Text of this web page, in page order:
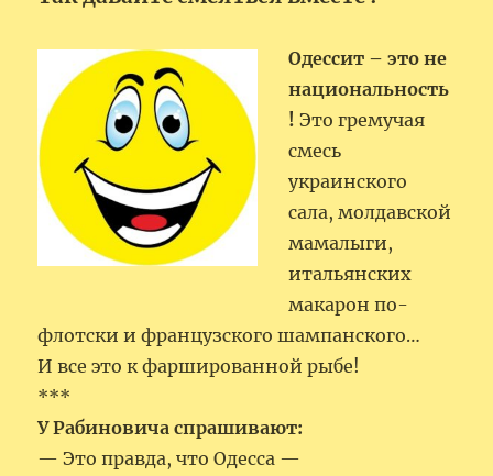
Одессит – это не
национальность
! Это гремучая
смесь
украинcкого
сала, молдавской
мамалыги,
итальянских
макарон по-
флотски и французского шампанского…
И все это к фаршированной рыбе!
***
У Рабиновича спрашивают:
— Это правда, что Одесса —